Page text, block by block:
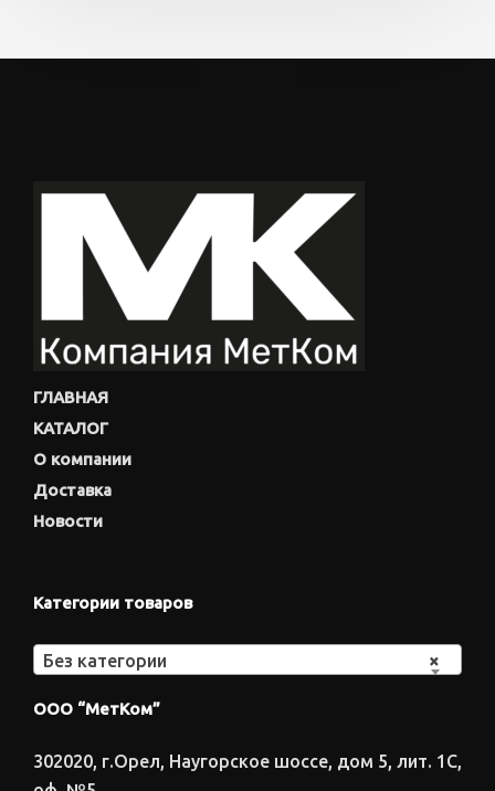
ГЛАВНАЯ
КАТАЛОГ
О компании
Доставка
Новости
Категории товаров
×
Без категории
ООО “МетКом”
302020, г.Орел, Наугорское шоссе, дом 5, лит. 1С,